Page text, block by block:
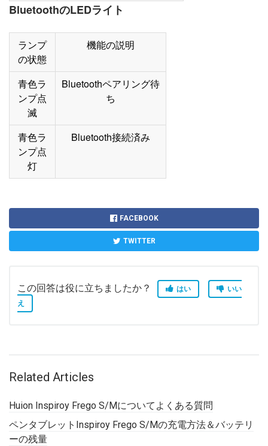
BluetoothのLEDライト
ランプ
の状態
機能の説明
青色ラ
ンプ点
滅
Bluetoothペアリング待
ち
青色ラ
ンプ点
灯
Bluetooth接続済み
FACEBOOK
TWITTER
この回答は役に立ちましたか？ はい
いい
え
Related Articles
Huion Inspiroy Frego S/Mについてよくある質問
ペンタブレットInspiroy Frego S/Mの充電方法＆バッテリ
ーの残量